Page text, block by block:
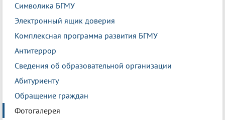
Символика БГМУ
Электронный ящик доверия
Комплексная программа развития БГМУ
Антитеррор
Сведения об образовательной организации
Абитуриенту
Обращение граждан
Фотогалерея